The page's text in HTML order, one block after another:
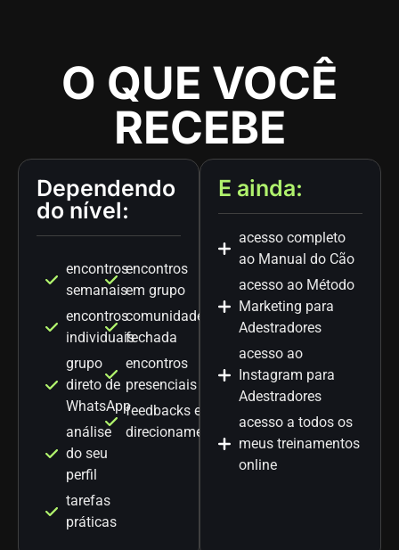
O QUE VOCÊ
RECEBE
Dependendo
do nível:
encontros
semanais
encontros
individuais
grupo
direto de
WhatsApp
análise
do seu
perfil
tarefas
práticas
encontros
em grupo
comunidade
fechada
encontros
presenciais
feedbacks e
direcionamentos
E ainda:
acesso completo
ao Manual do Cão
acesso ao Método
Marketing para
Adestradores
acesso ao
Instagram para
Adestradores
acesso a todos os
meus treinamentos
online